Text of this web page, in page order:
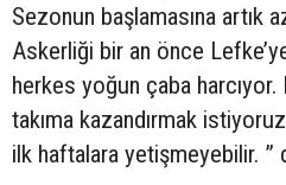
Sezonun başlamasına artık
Askerliği bir an önce
herkes yoğun çaba
takıma kazandırmak
ilk haftalara yetişmeyebilir. ”